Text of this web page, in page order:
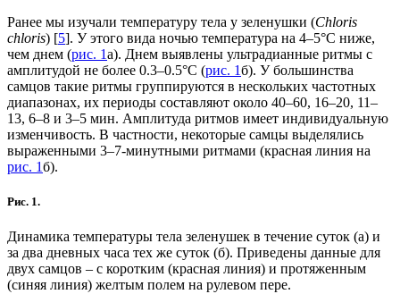
Ранее мы изучали температуру тела у зеленушки (Chloris
chloris) [5]. У этого вида ночью температура на 4–5°С ниже,
чем днем (рис. 1а). Днем выявлены ультрадианные ритмы с
амплитудой не более 0.3–0.5°С (рис. 1б). У большинства
самцов такие ритмы группируются в нескольких частотных
диапазонах, их периоды составляют около 40–60, 16–20, 11–
13, 6–8 и 3–5 мин. Амплитуда ритмов имеет индивидуальную
изменчивость. В частности, некоторые самцы выделялись
выраженными 3–7-минутными ритмами (красная линия на
рис. 1б).
Рис. 1.
Динамика температуры тела зеленушек в течение суток (а) и
за два дневных часа тех же суток (б). Приведены данные для
двух самцов – с коротким (красная линия) и протяженным
(синяя линия) желтым полем на рулевом пере.